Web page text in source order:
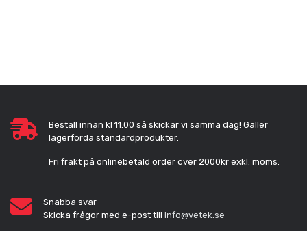
Beställ innan kl 11.00 så skickar vi samma dag! Gäller
lagerförda standardprodukter.
Fri frakt på onlinebetald order över 2000kr exkl. moms.
Snabba svar
Skicka frågor med e-post till info@vetek.se